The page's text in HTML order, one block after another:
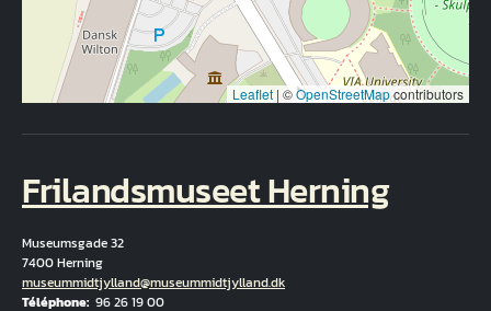
Leaflet | ©OpenStreetMapcontributors
Frilandsmuseet Herning
Museumsgade 32
7400 Herning
Courriel
museummidtjylland@museummidtjylland.dk
Téléphone 96 26 19 00